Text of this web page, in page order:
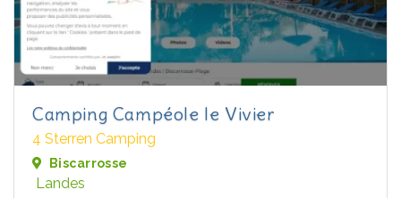
Camping Campéole le Vivier
4 Sterren Camping
Biscarrosse
Landes